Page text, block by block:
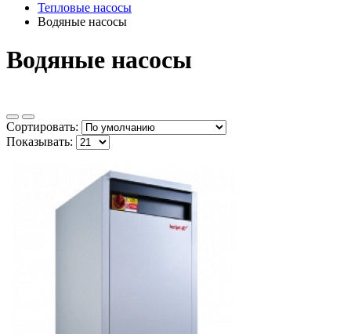
Тепловые насосы
Водяные насосы
Водяные насосы
Сортировать:
Показывать: